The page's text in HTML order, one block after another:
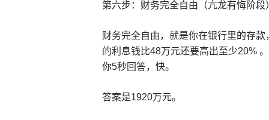
第六步：财务完全自由（亢龙有悔阶段
财务完全自由，就是你在银行里的存
的利息钱比48万元还要高出至少20%
你5秒回答，快。
答案是1920万元。